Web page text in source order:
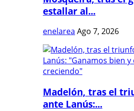
estallar al...
enelarea Ago 7, 2026
Madelón, tras el
ante Lanús:...